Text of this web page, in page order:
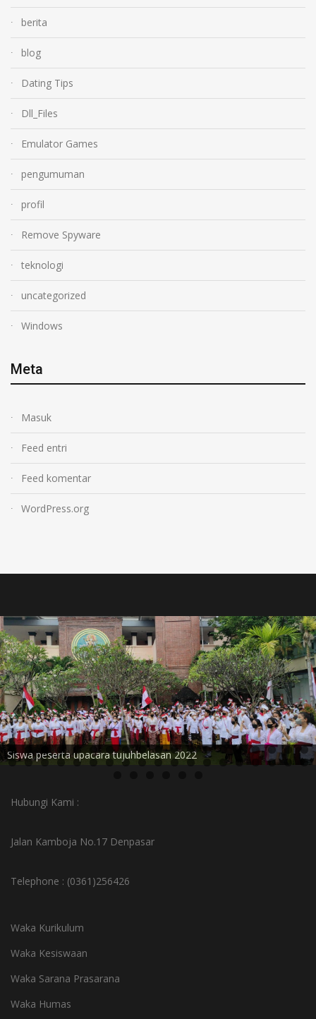
berita
blog
Dating Tips
Dll_Files
Emulator Games
pengumuman
profil
Remove Spyware
teknologi
uncategorized
Windows
Meta
Masuk
Feed entri
Feed komentar
WordPress.org
Siswa peserta upacara tujuhbelasan 2022
Hubungi Kami :
Jalan Kamboja No.17 Denpasar
Telephone : (0361)256426
Waka Kurikulum
Waka Kesiswaan
Waka Sarana Prasarana
Waka Humas